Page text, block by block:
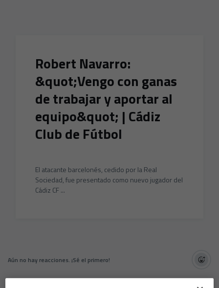
Robert Navarro:
&quot;Vengo con ganas
de trabajar y aportar al
equipo&quot; | Cádiz
Club de Fútbol
El atacante barcelonés, cedido por la Real
Sociedad, fue presentado como nuevo jugador del
Cádiz CF ...
Aún no hay reacciones. ¡Sé el primero!